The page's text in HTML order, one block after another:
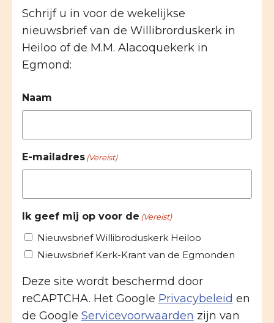
Schrijf u in voor de wekelijkse
nieuwsbrief van de Willibrorduskerk in
Heiloo of de M.M. Alacoquekerk in
Egmond:
Naam
E-mailadres (Vereist)
Ik geef mij op voor de (Vereist)
Nieuwsbrief Willibroduskerk Heiloo
Nieuwsbrief Kerk-Krant van de Egmonden
Deze site wordt beschermd door
reCAPTCHA. Het Google Privacybeleid en
de Google Servicevoorwaarden zijn van